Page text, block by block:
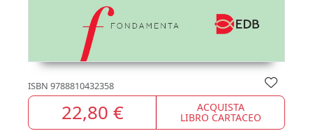
ISBN 9788810432358
22,80 € ACQUISTA
LIBRO CARTACEO